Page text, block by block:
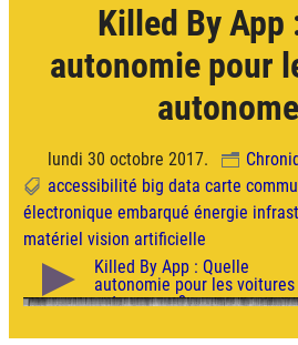
Killed By App
autonomie pour
lundi 30 octobre 2017.
accessibilité big data carte
électronique embarqué énergie
matériel vision artificielle